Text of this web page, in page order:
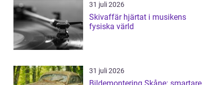
31 juli 2026
Skivaffär hjärtat i musikens
fysiska värld
31 juli 2026